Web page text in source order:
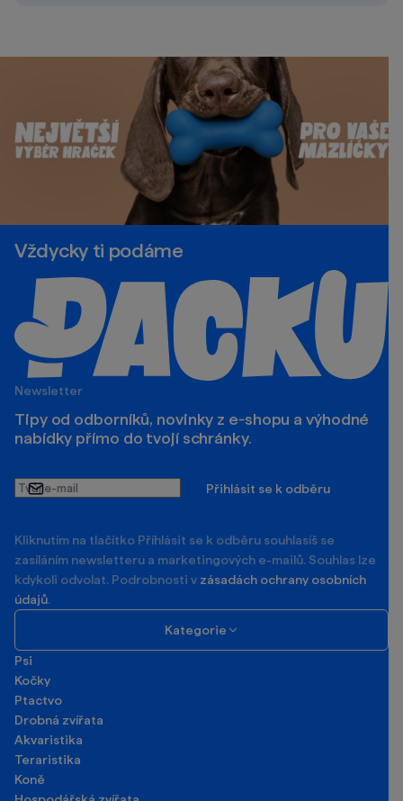
Vždycky ti podáme
Newsletter
Tipy od odborníků, novinky z e‑shopu a výhodné
nabídky přímo do tvojí schránky.
Tvůj
e-
Přihlásit se k odběru
Kliknutím na tlačítko Příhlásit se k odběru souhlasíš se
zasíláním newsletteru a marketingových e-mailů. Souhlas lze
kdykoli odvolat. Podrobnosti v zásadách ochrany osobních
údajů.
Kategorie
Psi
Kočky
Ptactvo
Drobná zvířata
Akvaristika
Teraristika
Koně